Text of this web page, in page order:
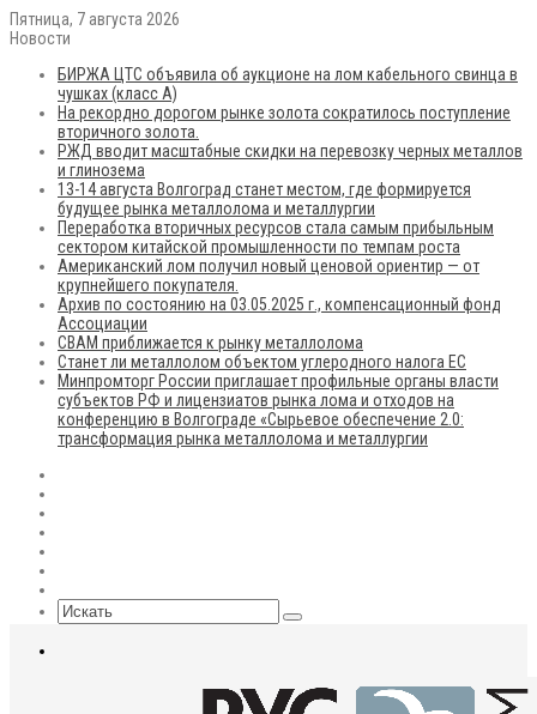
Пятница, 7 августа 2026
Новости
БИРЖА ЦТС объявила об аукционе на лом кабельного свинца в
чушках (класс А)
На рекордно дорогом рынке золота сократилось поступление
вторичного золота.
РЖД вводит масштабные скидки на перевозку черных металлов
и глинозема
13-14 августа Волгоград станет местом, где формируется
будущее рынка металлолома и металлургии
Переработка вторичных ресурсов стала самым прибыльным
сектором китайской промышленности по темпам роста
Американский лом получил новый ценовой ориентир — от
крупнейшего покупателя.
Архив по состоянию на 03.05.2025 г., компенсационный фонд
Ассоциации
CBAM приближается к рынку металлолома
Станет ли металлолом объектом углеродного налога ЕС
Минпромторг России приглашает профильные органы власти
субъектов РФ и лицензиатов рынка лома и отходов на
конференцию в Волгограде «Сырьевое обеспечение 2.0:
трансформация рынка металлолома и металлургии
Искать